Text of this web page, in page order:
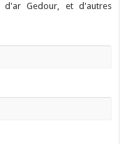
d'ar Gedour, et d'autres